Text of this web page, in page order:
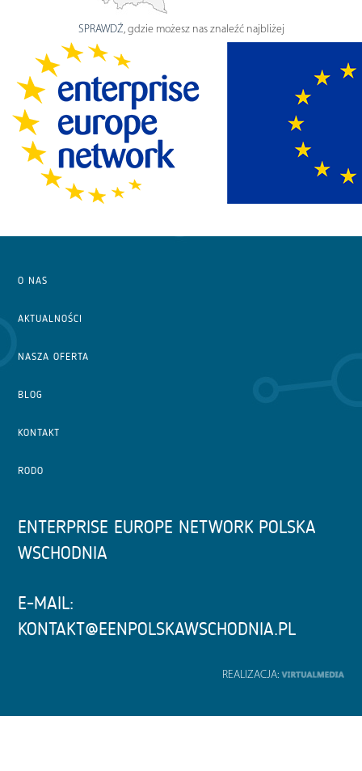
SPRAWDŹ, gdzie możesz nas znaleźć najbliżej
O NAS
AKTUALNOŚCI
NASZA OFERTA
BLOG
KONTAKT
RODO
ENTERPRISE EUROPE NETWORK POLSKA
WSCHODNIA
E-MAIL:
KONTAKT@EENPOLSKAWSCHODNIA.PL
REALIZACJA: